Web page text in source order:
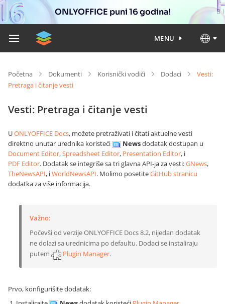
ONLYOFFICE puni 16 godina!
MENU
Početna Dokumenti Korisnički vodiči Dodaci
Vesti:
Pretraga i čitanje vesti
Vesti: Pretraga i čitanje vesti
UONLYOFFICE Docs, možete pretraživati i čitati aktuelne vesti
direktno unutar urednika koristeći
Newsdodatak dostupan u
Document Editor,Spreadsheet Editor, Presentation Editor, i
PDF Editor. Dodatak se integriše sa tri glavna API-ja za vesti:GNews,
TheNewsAPI, iWorldNewsAPI. Molimo posetiteGitHub stranicu
dodatka za više informacija.
Važno:
Počevši od verzije ONLYOFFICE Docs 8.2, nijedan dodatak
ne dolazi sa urednicima po defaultu. Dodaci se instaliraju
putem
Plugin Manager.
Prvo, konfigurišite dodatak: